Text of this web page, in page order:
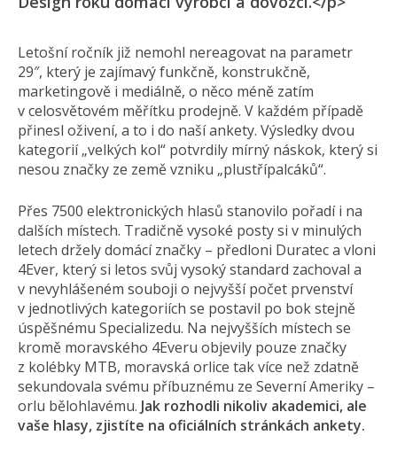
Letošní ročník již nemohl nereagovat na parametr
29″, který je zajímavý funkčně, konstrukčně,
marketingově i mediálně, o něco méně zatím
v celosvětovém měřítku prodejně. V každém případě
přinesl oživení, a to i do naší ankety. Výsledky dvou
kategorií „velkých kol“ potvrdily mírný náskok, který si
nesou značky ze země vzniku „plustřípalcáků“.
Přes 7500 elektronických hlasů stanovilo pořadí i na
dalších místech. Tradičně vysoké posty si v minulých
letech držely domácí značky – předloni Duratec a vloni
4Ever, který si letos svůj vysoký standard zachoval a
v nevyhlášeném souboji o nejvyšší počet prvenství
v jednotlivých kategoriích se postavil po bok stejně
úspěšnému Specializedu. Na nejvyšších místech se
kromě moravského 4Everu objevily pouze značky
z kolébky MTB, moravská orlice tak více než zdatně
sekundovala svému příbuznému ze Severní Ameriky –
orlu bělohlavému. Jak rozhodli nikoliv akademici, ale
vaše hlasy, zjistíte na oficiálních stránkách ankety.